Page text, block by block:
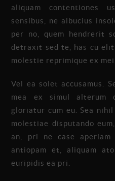
aliquam contentiones
sensibus, ne albucius
per no, quem hendrerit
detraxit sed te, has cu
molestie reprimique ex
Vel ea solet accusamus.
mea ex simul alterum
gloriatur cum eu. Sea
molestiae disputando
an, pri ne case aperiam
antiopam et, aliquam
euripidis ea pri.